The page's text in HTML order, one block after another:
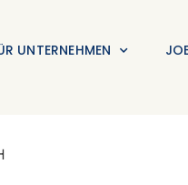
UNTERNEHMEN